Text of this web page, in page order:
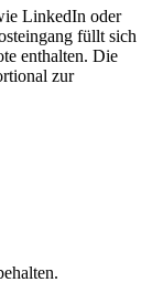
LinkedIn oder
füllt sich
enthalten. Die
zur